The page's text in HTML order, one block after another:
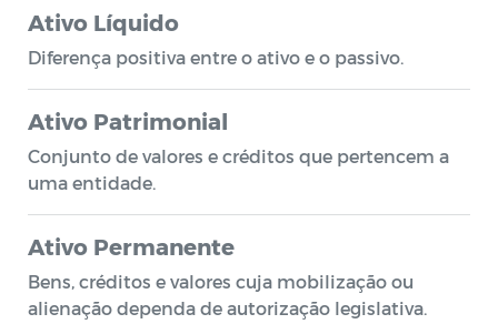
Ativo Líquido
Diferença positiva entre o ativo e o passivo.
Ativo Patrimonial
Conjunto de valores e créditos que pertencem a
uma entidade.
Ativo Permanente
Bens, créditos e valores cuja mobilização ou
alienação dependa de autorização legislativa.